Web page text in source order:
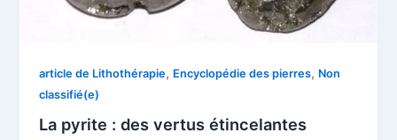
article de Lithothérapie, Encyclopédie des pierres, Non
classifié(e)
La pyrite : des vertus étincelantes